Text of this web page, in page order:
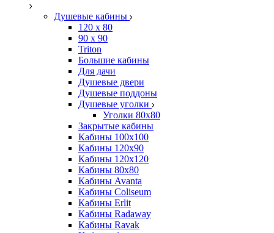
Душевые кабины
120 x 80
90 х 90
Triton
Большие кабины
Для дачи
Душевые двери
Душевые поддоны
Душевые уголки
Уголки 80х80
Закрытые кабины
Кабины 100x100
Кабины 120x90
Кабины 120х120
Кабины 80х80
Кабины Avanta
Кабины Coliseum
Кабины Erlit
Кабины Radaway
Кабины Ravak